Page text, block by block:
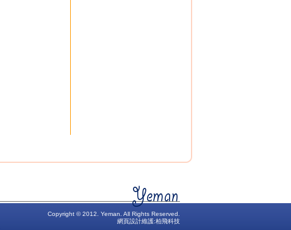
Copyright © 2012. Yeman. All Rights Reserved.
網頁設計維護:柏飛科技